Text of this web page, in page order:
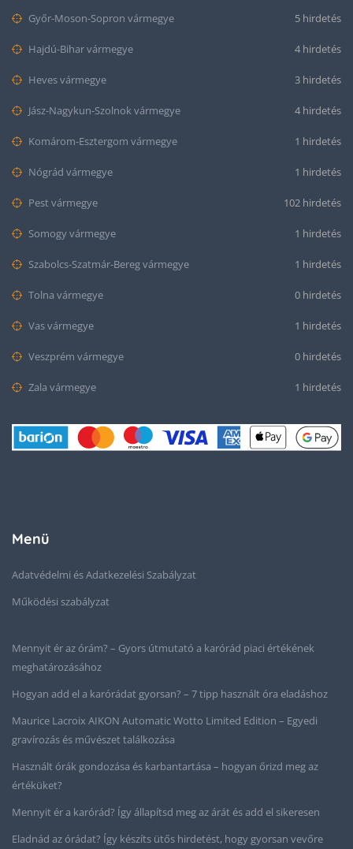
Győr-Moson-Sopron vármegye 5 hirdetés
Hajdú-Bihar vármegye 4 hirdetés
Heves vármegye 3 hirdetés
Jász-Nagykun-Szolnok vármegye 4 hirdetés
Komárom-Esztergom vármegye 1 hirdetés
Nógrád vármegye 1 hirdetés
Pest vármegye 102 hirdetés
Somogy vármegye 1 hirdetés
Szabolcs-Szatmár-Bereg vármegye 1 hirdetés
Tolna vármegye 0 hirdetés
Vas vármegye 1 hirdetés
Veszprém vármegye 0 hirdetés
Zala vármegye 1 hirdetés
Menü
Adatvédelmi és Adatkezelési Szabályzat
Működési szabályzat
Mennyit ér az órám? – Gyors útmutató a karórád piaci értékének
meghatározásához
Hogyan add el a karórádat gyorsan? – 7 tipp használt óra eladáshoz
Maurice Lacroix AIKON Automatic Wotto Limited Edition – Egyedi
gravírozás és művészet találkozása
Használt órák gondozása és karbantartása – hogyan őrizd meg az
értéküket?
Mennyit ér a karórád? Így állapítsd meg az árát és add el sikeresen
Eladnád az órádat? Így készíts ütős hirdetést, hogy gyorsan vevőre